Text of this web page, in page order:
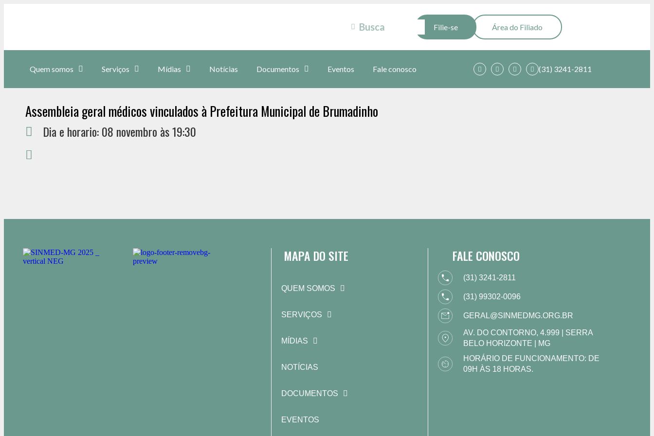
Filie-se Área do Filiado
Quem somos Serviços Mídias Notícias Documentos Eventos Fale conosco (31) 3241-2811
Assembleia geral médicos vinculados à Prefeitura Municipal de Brumadinho
Dia e horario: 08 novembro às 19:30
MAPA DO SITE
QUEM SOMOS
SERVIÇOS
MÍDIAS
NOTÍCIAS
DOCUMENTOS
EVENTOS
FALE CONOSCO
(31) 3241-2811
(31) 99302-0096
GERAL@SINMEDMG.ORG.BR
AV. DO CONTORNO, 4.999 | SERRA
BELO HORIZONTE | MG
HORÁRIO DE FUNCIONAMENTO: DE
09H ÀS 18 HORAS.